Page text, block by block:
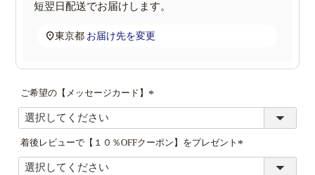
短翌日配送でお届けします。
東京都 お届け先を変更
ご希望の【メッセージカード】
(
)
着後レビューで【１０％OFFクーポン】をプレゼント
(